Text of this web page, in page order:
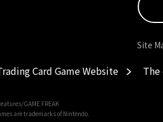
Site
Card Game Website
GAME FREAK
are trademarks of Nintendo.